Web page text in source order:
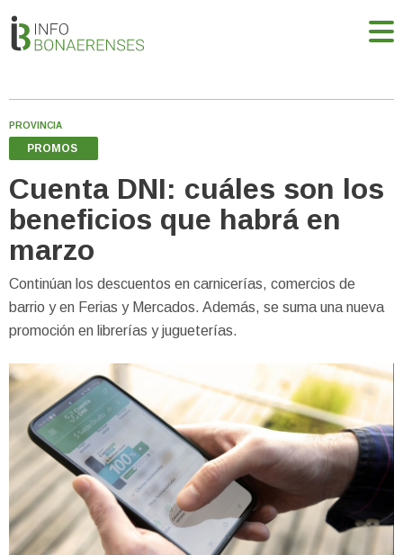
PROVINCIA
PROMOS
Cuenta DNI: cuáles son los
beneficios que habrá en
marzo
Continúan los descuentos en carnicerías, comercios de
barrio y en Ferias y Mercados. Además, se suma una nueva
promoción en librerías y jugueterías.